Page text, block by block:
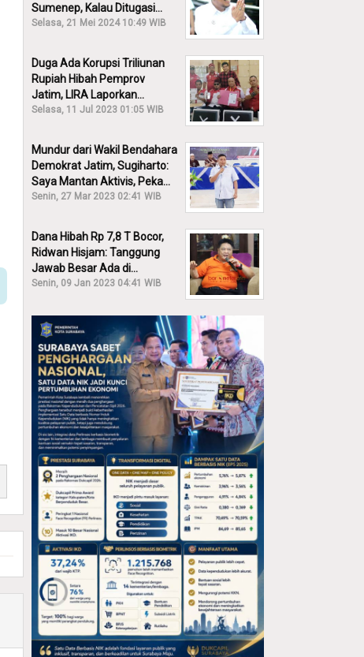
Sumenep, Kalau Ditugasi
Partai Lain Cerita!
Selasa, 21 Mei 2024 10:49 WIB
Duga Ada Korupsi Triliunan
Rupiah Hibah Pemprov
Jatim, LIRA Laporkan
Khofifah ke KPK: Dia Harus
Selasa, 11 Jul 2023 01:05 WIB
Mundur dari Wakil Bendahara
Demokrat Jatim, Sugiharto:
Saya Mantan Aktivis, Peka
Sekali Kalau Ada yang
Senin, 27 Mar 2023 02:41 WIB
Dana Hibah Rp 7,8 T Bocor,
Ridwan Hisjam: Tanggung
Jawab Besar Ada di
Pemprov, Bukan DPRD Jatim!
Senin, 09 Jan 2023 04:41 WIB